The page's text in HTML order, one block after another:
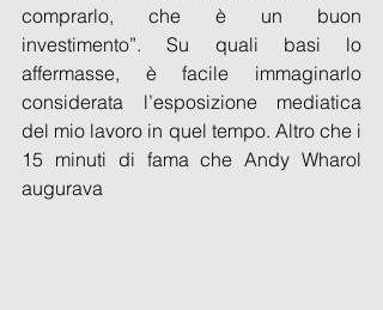
comprarlo, che è un buon
investimento”. Su quali basi lo
affermasse, è facile immaginarlo
considerata l’esposizione mediatica
del mio lavoro in quel tempo. Altro che i
15 minuti di fama che Andy Wharol
augurava